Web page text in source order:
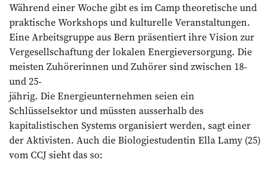
Während einer Woche gibt es im Camp theoretische und
praktische Workshops und kulturelle Veranstaltungen.
Eine Arbeitsgruppe aus Bern präsentiert ihre Vision zur
Ver­gesellschaftung der lokalen Energieversorgung. Die
meisten Zuhörerinnen und Zuhörer sind zwischen 18-
und 25­-
jährig. Die Energieunternehmen seien ein
Schlüsselsektor und müssten ausserhalb des
kapitalistischen Systems organisiert werden, sagt einer
der Aktivisten. Auch die Biologiestudentin Ella Lamy (25)
vom CCJ sieht das so: